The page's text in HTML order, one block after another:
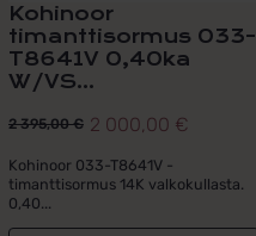
Kohinoor
timanttisormus 033-
T8641V 0,40ka
W/VS...
2 395,00€
Alkuperäinen
hinta
oli:
2
2 000,00 €
Nykyinen
hinta
on:
2
Kohinoor 033-T8641V -
timanttisormus 14K valkokullasta.
0,40...